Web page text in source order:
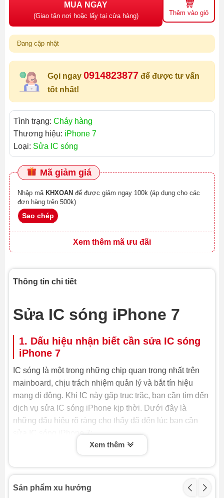
MUA NGAY
(Giao tận nơi hoặc lấy tại cửa hàng) Thêm vào giỏ
Đang cập nhật
Gọi ngay 0914823877 để được tư vấn
tốt nhất!
Tình trạng: Cháy hàng
Thương hiệu: iPhone 7
Loại: Sửa IC sóng
Mã giảm giá
Nhập mã KHXOAN
đơn hàng trên 500k)
Sao chép
Xem thêm mã ưu đãi
Thông tin chi tiết
Sửa IC sóng iPhone 7
1. Dấu hiệu nhận biết cần sửa IC sóng
iPhone 7
IC sóng là một trong những chip quan trọng nhất trên
mainboard, chịu trách nhiệm quản lý và bắt tín hiệu
mạng di động. Khi IC này gặp trục trặc, bạn cần tìm đến
dịch vụ sửa IC sóng iPhone kịp thời. Dưới đây là
những dấu hiệu rõ ràng cho thấy đã đến lúc bạn cần
sửa IC sóng iPhone 7:
Mất sóng hoàn toàn hoặc sóng yếu bất thường:
iPhone 7 liên tục báo "Không có dịch vụ" (No Service)
vực phủ sóng mạnh. Tình trạng này là dấu hiệu phổ
Xem thêm
Sản phẩm xu hướng